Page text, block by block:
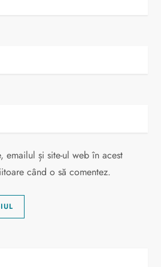
emailul și site-ul web în acest
când o să comentez.